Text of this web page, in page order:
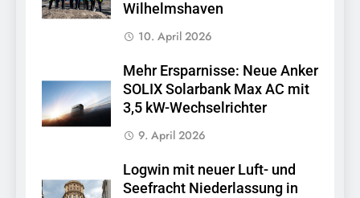
Wilhelmshaven
10. April 2026
Mehr Ersparnisse: Neue Anker
SOLIX Solarbank Max AC mit
3,5 kW-Wechselrichter
9. April 2026
Logwin mit neuer Luft- und
Seefracht Niederlassung in